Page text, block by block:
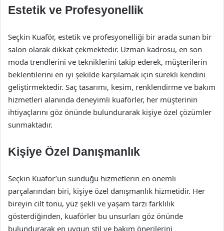
Estetik ve Profesyonellik
Seçkin Kuaför, estetik ve profesyonelliği bir arada sunan bir
salon olarak dikkat çekmektedir. Uzman kadrosu, en son
moda trendlerini ve tekniklerini takip ederek, müşterilerin
beklentilerini en iyi şekilde karşılamak için sürekli kendini
geliştirmektedir. Saç tasarımı, kesim, renklendirme ve bakım
hizmetleri alanında deneyimli kuaförler, her müşterinin
ihtiyaçlarını göz önünde bulundurarak kişiye özel çözümler
sunmaktadır.
Kişiye Özel Danışmanlık
Seçkin Kuaför’ün sunduğu hizmetlerin en önemli
parçalarından biri, kişiye özel danışmanlık hizmetidir. Her
bireyin cilt tonu, yüz şekli ve yaşam tarzı farklılık
gösterdiğinden, kuaförler bu unsurları göz önünde
bulundurarak en uygun stil ve bakım önerilerini